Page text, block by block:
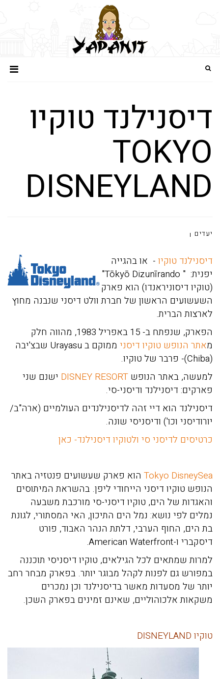
דיסנילנד טוקיו
TOKYO
DISNEYLAND
יעדים
דיסנילנד טוקיו - או בהגייה
יפנית: " Tōkyō Dizunīrando"
(טוקיו דיסוניראנדו) הוא פארק
השעשועים הראשון של חברת וולט דיסני שנבנה מחוץ
לארצות הברית.
הפארק, שנפתח ב- 15 באפריל 1983, מהווה חלק
מאתר הנופש טוקיו דיסני
ממוקם ב Urayasu שבצ'יבה
(
Chiba)- פרבר של טוקיו.
למעשה, באתר הנופש DISNEY RESORT ישנם שני
פארקים: דיסנילנד ודיסני-סי.
דיסנילנד הוא דיי זהה לדיסנילנדים העולמיים (ארה"ב/
יורודיסני וכו') ודיסניסי שונה.
כרטיסים לדיסני סי ולטוקיו דיסנילנד- כאן
Tokyo DisneySea הוא פארק שעשועים פנטזיה באתר
הנופש טוקיו דיסני הייחודי ליפן. בהשראת המיתוסים
והאגדות של הים, טוקיו דיסני-סי מורכבת משבעה
נמלים לפי נושא: נמל הים התיכון, האי המסתורי, לגונת
בת הים, החוף הערבי, דלתת הנהר האבוד, פורט
דיסקברי ו-American Waterfront.
למרות שמתאים לכל הגילאים, טוקיו דיסניסי תוכננה
במפורש גם לפנות לקהל מבוגר יותר. בפארק מבחר רחב
יותר של מסעדות מאשר בדיסנילנד וכן נמכרים
משקאות אלכוהוליים, שאינם זמינים בפארק השכן.
טוקיו DISNEYLAND